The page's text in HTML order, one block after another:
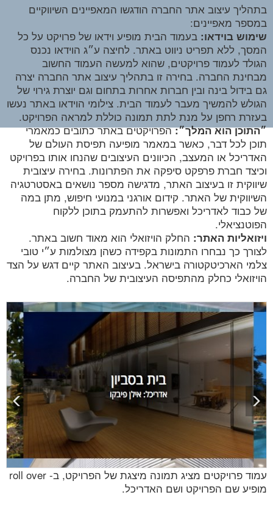
בתהליך עיצוב אתר החברה הודגשו המאפיינים השיווקיים
במספר מאפיינים:
שימוש בוידאו: בעמוד הבית מופיע וידאו של פרויקט על כל
המסך, ללא תפריט ניווט באתר. לחיצה ע״ג הוידאו נכנס
הגולד לעמוד פרויקטים, שהוא למעשה העמוד החשוב
מבחינת החברה. בחירה זו בתהליך עיצוב אתר החברה יצרה
גם בידול בינה ובין חברות אחרות בתחום וגם יוצרת גירוי של
הגולש להמשיך מעבר לעמוד הבית. צילומי הוידאו באתר נעשו
בעזרת רחפן על מנת לתת תמונה כוללת למראה הפרויקט.
״התוכן הוא המלך״:הפרויקטים באתר כתובים כמאמרי
תוכן לכל דבר, כאשר במאמר מופיעה תפיסת העולם של
האדריכל או המעצב, הכיוונים העיצובים שהנחו אותו בפרויקט
וכיצד חברת פרפקט סיפקה את הפתרונות. בחירה עיצובית
שיווקית זו בעיצוב האתר, מדגישה מספר נושאים באסטרטגיה
השיווקית של האתר. קידום אורגני במנועי חיפוש, מתן במה
של כבוד לאדריכל ואפשרות להתעמק בתוכן ללקוח
הפוטנציאלי.
ויזואליות האתר: החלק הויזואלי הוא מאוד חשוב באתר.
לצורך כך נבחרו התמונות בקפידה כשהן מצולמות ע״י טובי
צלמי הארכיטקטורה בישראל. בעיצוב האתר קיים דגש על הצד
הויזואלי כחלק מהתפיסה העיצובית של החברה.
Previous
עמוד פרויקטים מציג תמונה מיצגת של הפרויקט, ב- roll over
מופיע שם הפרויקט ושם האדריכל.